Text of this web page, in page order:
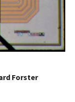
Forster